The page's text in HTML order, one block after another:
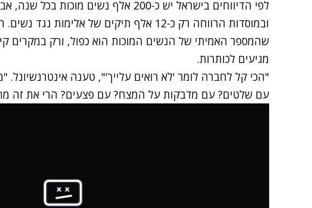
לפי הדיווחים בישראל יש כ-200 אלף
ובמוסדות הרווחה רק כ-12 אלף תיקים של
שהמספר האמיתי של הנשים המוכות הוא כפול, ורק במקרים
מגיעים לכותרות.
"הכי קל לחברה לומר 'לא רואים עלייך'", טענה אינטרנשיונל.
עם שלטים? עם מדבקות על המצח? עם פצעים? הרי את זה